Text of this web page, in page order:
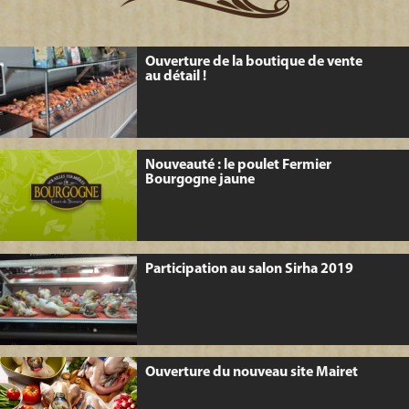
Ouverture de la boutique de vente
au détail !
Nouveauté : le poulet Fermier
Bourgogne jaune
Participation au salon Sirha 2019
Ouverture du nouveau site Mairet